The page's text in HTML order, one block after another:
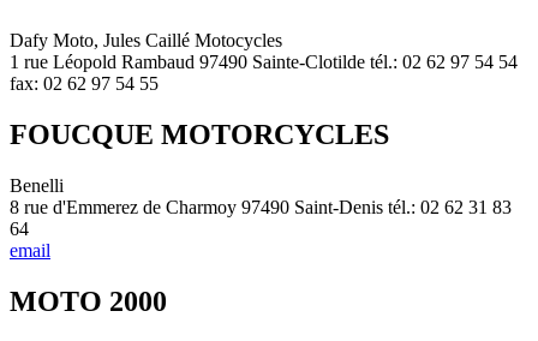
Dafy Moto, Jules Caillé Motocycles
1 rue Léopold Rambaud 97490 Sainte-Clotilde tél.: 02 62 97 54 54
fax: 02 62 97 54 55
FOUCQUE MOTORCYCLES
Benelli
8 rue d'Emmerez de Charmoy 97490 Saint-Denis tél.: 02 62 31 83
64
email
MOTO 2000